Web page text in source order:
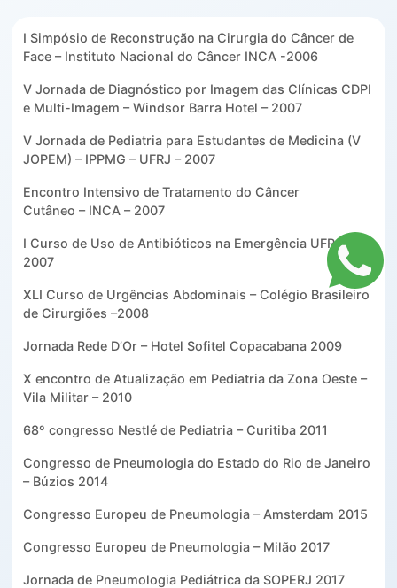
I Simpósio de Reconstrução na Cirurgia do Câncer de
Face – Instituto Nacional do Câncer INCA -2006
V Jornada de Diagnóstico por Imagem das Clínicas CDPI
e Multi-Imagem – Windsor Barra Hotel – 2007
V Jornada de Pediatria para Estudantes de Medicina (V
JOPEM) – IPPMG – UFRJ – 2007
Encontro Intensivo de Tratamento do Câncer
Cutâneo – INCA – 2007
I Curso de Uso de Antibióticos na Emergência UFRJ –
2007
XLI Curso de Urgências Abdominais – Colégio Brasileiro
de Cirurgiões –2008
Jornada Rede D’Or – Hotel Sofitel Copacabana 2009
X encontro de Atualização em Pediatria da Zona Oeste –
Vila Militar – 2010
68º congresso Nestlé de Pediatria – Curitiba 2011
Congresso de Pneumologia do Estado do Rio de Janeiro
– Búzios 2014
Congresso Europeu de Pneumologia – Amsterdam 2015
Congresso Europeu de Pneumologia – Milão 2017
Jornada de Pneumologia Pediátrica da SOPERJ 2017